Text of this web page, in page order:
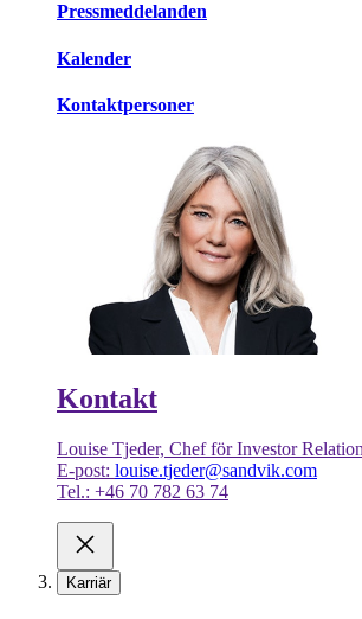
Pressmeddelanden
Kalender
Kontaktpersoner
Kontakt
Louise Tjeder, Chef för Investor
E-post: louise.tjeder@sandvik.com
Tel.: +46 70 782 63 74
Karriär